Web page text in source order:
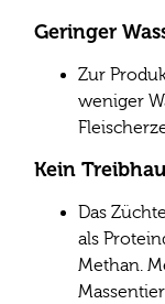
Geringer
Zur
weniger
Kein
Das
als
Methan.